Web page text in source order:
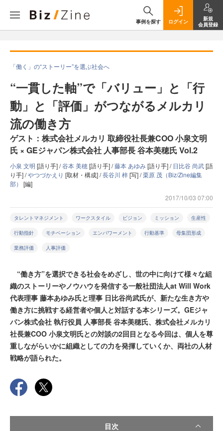
事例を探す ログイン
新規
会員登録
「働く」の“ストーリー”を選ぶ社会へ
“一貫した軸”で「バリュー」と「行
動」と「評価」がつながるメルカリ
流の働き方
ゲスト：株式会社メルカリ 取締役社長兼COO 小泉文明
氏 × GEジャパン株式会社 人事部長 谷本美穂氏 Vol.2
小泉 文明 [語り手] /谷本 美穂[語り手] /藤本 あゆみ[語り手] / 日比谷 尚武[語
り手] /やつづかえり [取材・構成] /長谷川 梓[写] /栗原 茂（Biz/Zine編集
部） [編]
2017/10/03 07:00
タレントマネジメント ワークスタイル ビジョン ミッション 生産性
行動指針 モチベーション エンパワーメント 行動基準 母集団形成
業務評価 人事評価
“働き方”を選択できる社会をめざし、世の中に向けて様々な組
織のストーリーやノウハウを発信する一般社団法人at Will Work
代表理事 藤本あゆみ氏と理事 日比谷尚武氏が、新たな生き方や
働き方に挑戦する経営者や個人と対話する本シリーズ。GEジャ
パン株式会社 執行役員 人事部長 谷本美穂氏、株式会社メルカリ
社長兼COO 小泉文明氏との対談の2回目となる今回は、個人を尊
重しながらいかに組織としての力を発揮していくか、両社の人材
戦略が語られた。
目次